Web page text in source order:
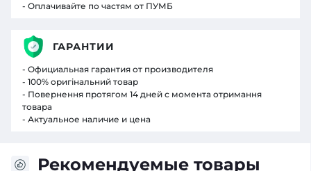
Рекомендуемые товары
- Оплачивайте по частям от ПУМБ
ГАРАНТИИ
- Официальная гарантия от производителя
- 100% оригінальний товар
- Повернення протягом 14 дней с момента отримання
товара
- Актуальное наличие и цена